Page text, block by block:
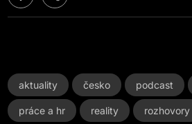
aktuality česko podcast
práce a hr reality rozhovory